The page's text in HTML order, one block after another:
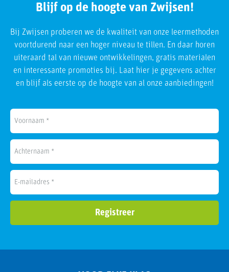
Blijf op de hoogte van Zwijsen!
Bij Zwijsen proberen we de kwaliteit van onze leermethoden
voortdurend naar een hoger niveau te tillen. En daar horen
uiteraard tal van nieuwe ontwikkelingen, gratis materialen
en interessante promoties bij. Laat hier je gegevens achter
en blijf als eerste op de hoogte van al onze aanbiedingen!